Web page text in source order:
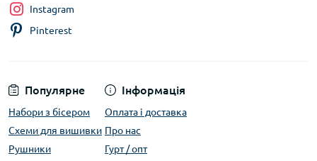
Популярне
Набори з бісером
Схеми для вишивки
Рушники
Інформація
Оплата і доставка
Про нас
Гурт / опт
Instagram
Pinterest